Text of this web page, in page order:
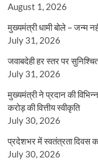
August 1, 2026
मुख्यमंत्री धामी बोले – जन्म
July 31, 2026
जवाबदेही हर स्तर पर
July 31, 2026
मुख्यमंत्री ने प्रदान की
करोड़ की वित्तीय स्वीकृति
July 30, 2026
प्रदेशभर में स्वतंत्रता दिवस
July 30, 2026